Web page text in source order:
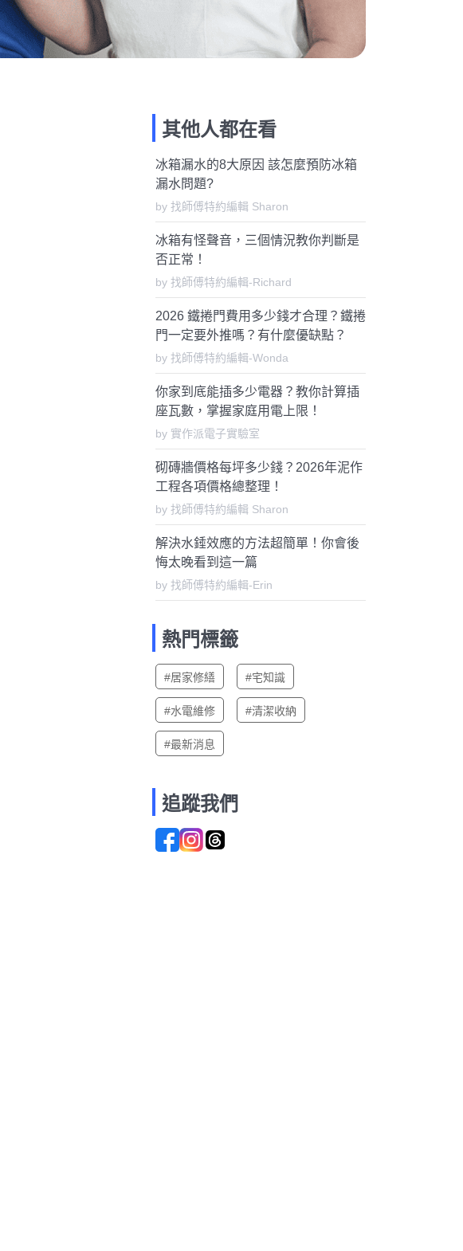
其他人都在看
冰箱漏水的8大原因 該怎麼預防冰箱
漏水問題?
by 找師傅特約編輯 Sharon
冰箱有怪聲音，三個情況教你判斷是
否正常！
by 找師傅特約編輯-Richard
2026 鐵捲門費用多少錢才合理？鐵捲
門一定要外推嗎？有什麼優缺點？
by 找師傅特約編輯-Wonda
你家到底能插多少電器？教你計算插
座瓦數，掌握家庭用電上限！
by 實作派電子實驗室
砌磚牆價格每坪多少錢？2026年泥作
工程各項價格總整理！
by 找師傅特約編輯 Sharon
解決水錘效應的方法超簡單！你會後
悔太晚看到這一篇
by 找師傅特約編輯-Erin
熱門標籤
#居家修繕 #宅知識
#水電維修 #清潔收納
#最新消息
追蹤我們